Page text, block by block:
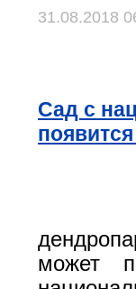
31.08.2018
Сад с
может